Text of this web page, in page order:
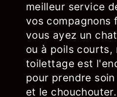
meilleur service
vos compagnons
vous ayez un
ou à poils courts,
toilettage est
pour prendre
et le chouchouter.